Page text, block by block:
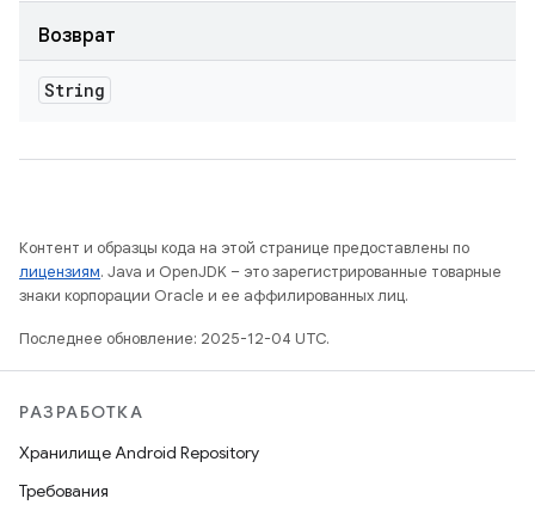
Возврат
String
Контент и образцы кода на этой странице предоставлены по
лицензиям. Java и OpenJDK – это зарегистрированные товарные
знаки корпорации Oracle и ее аффилированных лиц.
Последнее обновление: 2025-12-04 UTC.
РАЗРАБОТКА
Хранилище Android Repository
Требования